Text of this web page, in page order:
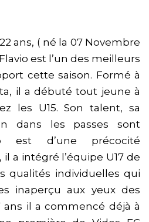
ans, ( né la 07 Novembre
est l’un des meilleurs
cette saison. Formé à
il a débuté tout jeune à
les U15. Son talent, sa
dans les passes sont
est d’une précocité
a intégré l’équipe U17 de
qualités individuelles qui
inaperçu aux yeux des
ans il a commencé déjà à